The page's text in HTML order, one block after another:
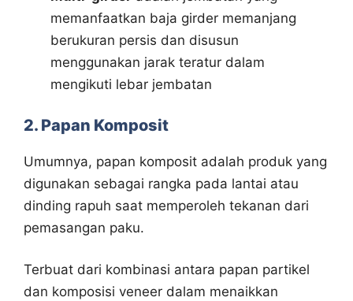
memanfaatkan baja girder memanjang
berukuran persis dan disusun
menggunakan jarak teratur dalam
mengikuti lebar jembatan
2. Papan Komposit
Umumnya, papan komposit adalah produk yang
digunakan sebagai rangka pada lantai atau
dinding rapuh saat memperoleh tekanan dari
pemasangan paku.
Terbuat dari kombinasi antara papan partikel
dan komposisi veneer dalam menaikkan